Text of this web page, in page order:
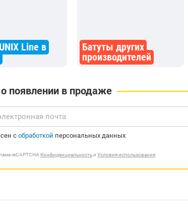
Line в
Батуты других
производителей
появлении в продаже
собработкой персональных данных
reCAPTCHA Конфиденциальностьи Условия использования